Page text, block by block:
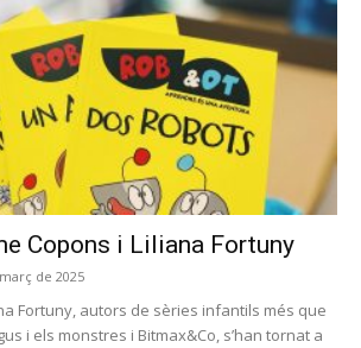
Copons i Liliana Fortuny
de 2025
Fortuny, autors de sèries infantils més que
i els monstres i Bitmax&Co, s’han tornat a